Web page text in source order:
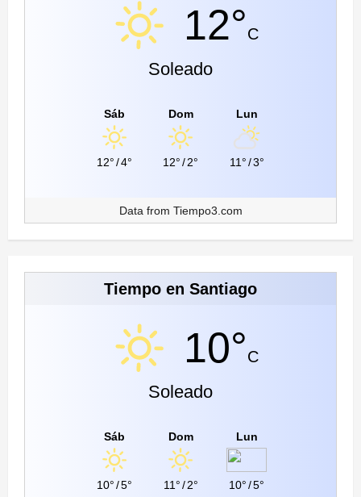
12°C
Soleado
Sáb
12°/4°
Dom
12°/2°
Lun
11°/3°
Data from Tiempo3.com
Tiempo en Santiago
10°C
Soleado
Sáb
10°/5°
Dom
11°/ 2°
Lun
10°/5°